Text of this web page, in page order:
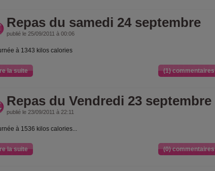
Repas du samedi 24 septembre
publié le 25/09/2011 à 00:06
à 1343 kilos calories
la suite (1) commentaires
Repas du Vendredi 23 septembre
publié le 23/09/2011 à 22:11
à 1536 kilos calories...
la suite (0) commentaires